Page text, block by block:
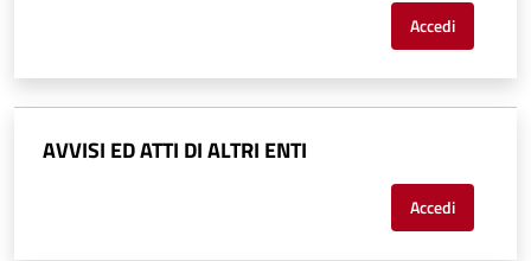
Accedi
AVVISI ED ATTI DI ALTRI ENTI
Accedi